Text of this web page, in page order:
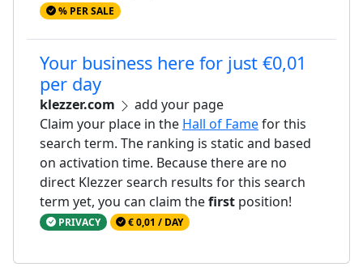
% PER SALE
Your business here for just €0,01
per day
klezzer.com
add your page
Claim your place in the Hall of Famefor this
search term. The ranking is static and based
on activation time. Because there are no
direct Klezzer search results for this search
term yet, you can claim thefirst position!
PRIVACY € 0,01 / DAY